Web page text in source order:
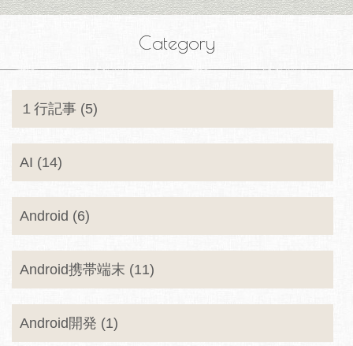
Category
１行記事 (5)
AI (14)
Android (6)
Android携帯端末 (11)
Android開発 (1)